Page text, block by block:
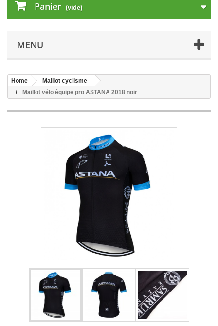
Panier (vide)
MENU
Home
Maillot cyclisme
Maillot vélo équipe pro ASTANA 2018 noir